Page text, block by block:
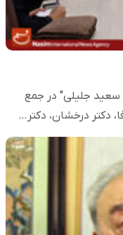
جلیلی" در جمع
دکتر درخشان، دکتر…